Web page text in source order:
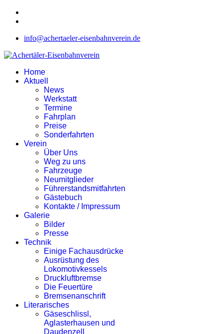
info@achertaeler-eisenbahnverein.de
Home
Aktuell
News
Werkstatt
Termine
Fahrplan
Preise
Sonderfahrten
Verein
Über Uns
Weg zu uns
Fahrzeuge
Neumitglieder
Führerstandsmitfahrten
Gästebuch
Kontakte / Impressum
Galerie
Bilder
Presse
Technik
Einige Fachausdrücke
Ausrüstung des
Lokomotivkessels
Druckluftbremse
Die Feuertüre
Bremsenanschrift
Literarisches
Gäseschlissl,
Aglasterhausen und
Daudenzell